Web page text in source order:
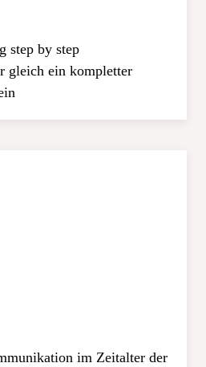
step by step
gleich ein kompletter
im Zeitalter der